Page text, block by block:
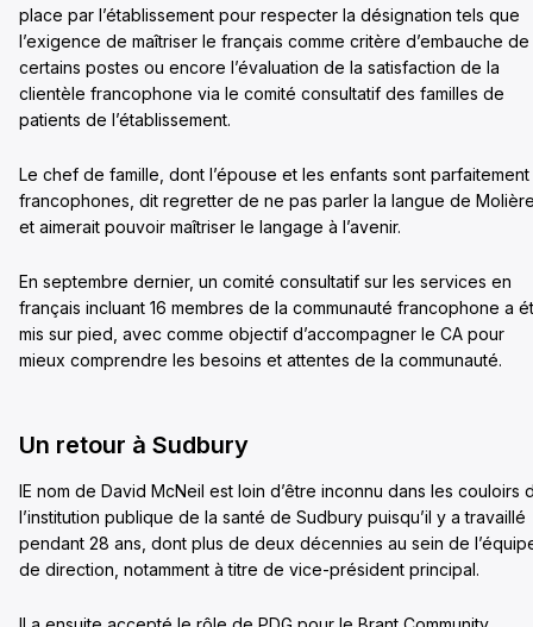
place par l’établissement pour respecter la désignation tels que
l’exigence de maîtriser le français comme critère d’embauche de
certains postes ou encore l’évaluation de la satisfaction de la
clientèle francophone via le comité consultatif des familles de
patients de l’établissement.
Le chef de famille, dont l’épouse et les enfants sont parfaitement
francophones, dit regretter de ne pas parler la langue de
et aimerait pouvoir maîtriser le langage à l’avenir.
En septembre dernier, un comité consultatif sur les services en
français incluant 16 membres de la communauté francophone a
mis sur pied, avec comme objectif d’accompagner le CA pour
mieux comprendre les besoins et attentes de la communauté.
Un retour à Sudbury
lE nom de David McNeil est loin d’être inconnu dans les couloirs
l’institution publique de la santé de Sudbury puisqu’il y a travaillé
pendant 28 ans, dont plus de deux décennies au sein de
de direction, notamment à titre de vice-président principal.